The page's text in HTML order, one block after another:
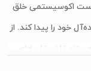
است اکوسیستمی خلق
خود را پیدا کند. از
تا لپ‌تاپ‌های